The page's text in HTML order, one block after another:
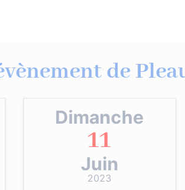
de
Dimanche
11
Juin
2023